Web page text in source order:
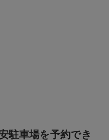
駐車場を予約でき